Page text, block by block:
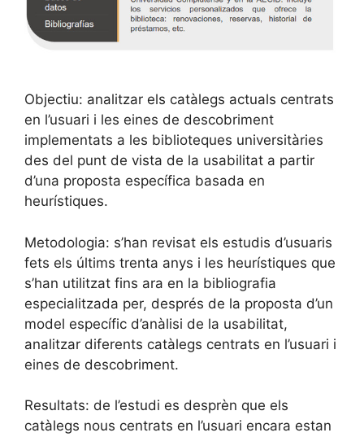
Objectiu: analitzar els catàlegs actuals centrats
en l’usuari i les eines de descobriment
implementats a les biblioteques universitàries
des del punt de vista de la usabilitat a partir
d’una proposta específica basada en
heurístiques.
Metodologia: s’han revisat els estudis d’usuaris
fets els últims trenta anys i les heurístiques que
s’han utilitzat fins ara en la bibliografia
especialitzada per, després de la proposta d’un
model específic d’anàlisi de la usabilitat,
analitzar diferents catàlegs centrats en l’usuari i
eines de descobriment.
Resultats: de l’estudi es desprèn que els
catàlegs nous centrats en l’usuari encara estan